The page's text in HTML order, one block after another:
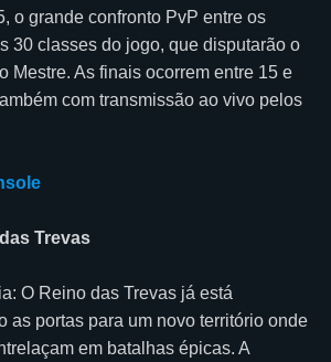
o grande confronto PvP entre os
30 classes do jogo, que disputarão o
Mestre. As finais ocorrem entre 15 e
com transmissão ao vivo pelos
Trevas
O Reino das Trevas já está
as portas para um novo território onde
em batalhas épicas. A